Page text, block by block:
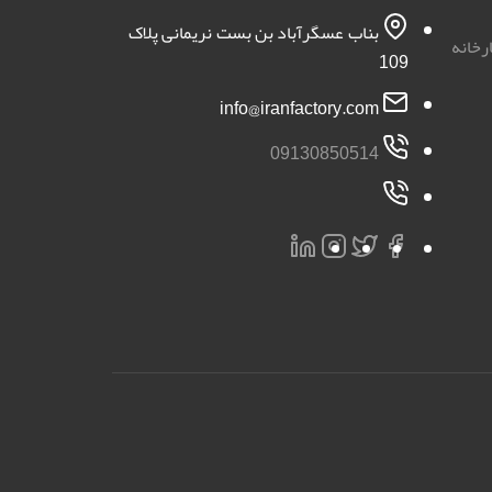
بناب عسگرآباد بن بست نریمانی پلاک
109
09130850514